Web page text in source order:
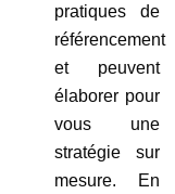
pratiques de
référencement
et peuvent
élaborer pour
vous une
stratégie sur
mesure. En